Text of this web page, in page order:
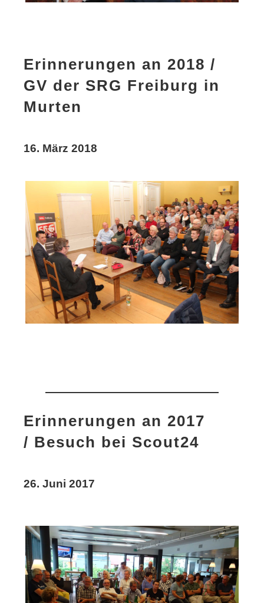
Erinnerungen an 2018 /
GV der SRG Freiburg in
Murten
16. März 2018
Erinnerungen an 2017
/ Besuch bei Scout24
26. Juni 2017